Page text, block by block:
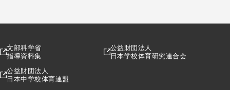
文部科学省
指導資料集
公益財団法人
日本学校体育研究連合会
公益財団法人
日本中学校体育連盟